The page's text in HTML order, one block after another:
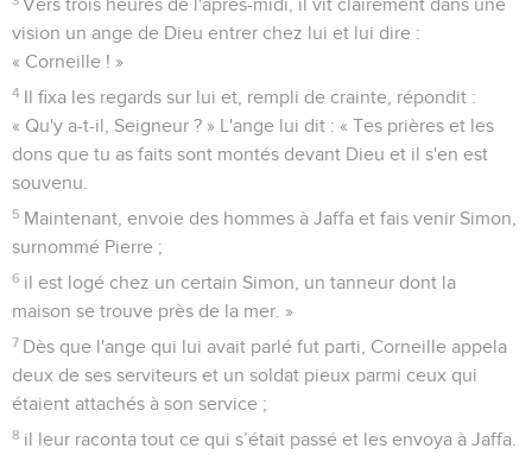
Vers trois heures de l'après-midi, il vit clairement dans une
vision un ange de Dieu entrer chez lui et lui dire :
« Corneille ! »
4 Il fixa les regards sur lui et, rempli de crainte, répondit :
« Qu'y a-t-il, Seigneur ? » L'ange lui dit : « Tes prières et les
dons que tu as faits sont montés devant Dieu et il s'en est
souvenu.
5 Maintenant, envoie des hommes à Jaffa et fais venir Simon,
surnommé Pierre ;
6 il est logé chez un certain Simon, un tanneur dont la
maison se trouve près de la mer. »
7 Dès que l'ange qui lui avait parlé fut parti, Corneille appela
deux de ses serviteurs et un soldat pieux parmi ceux qui
étaient attachés à son service ;
8 il leur raconta tout ce qui s’était passé et les envoya à Jaffa.